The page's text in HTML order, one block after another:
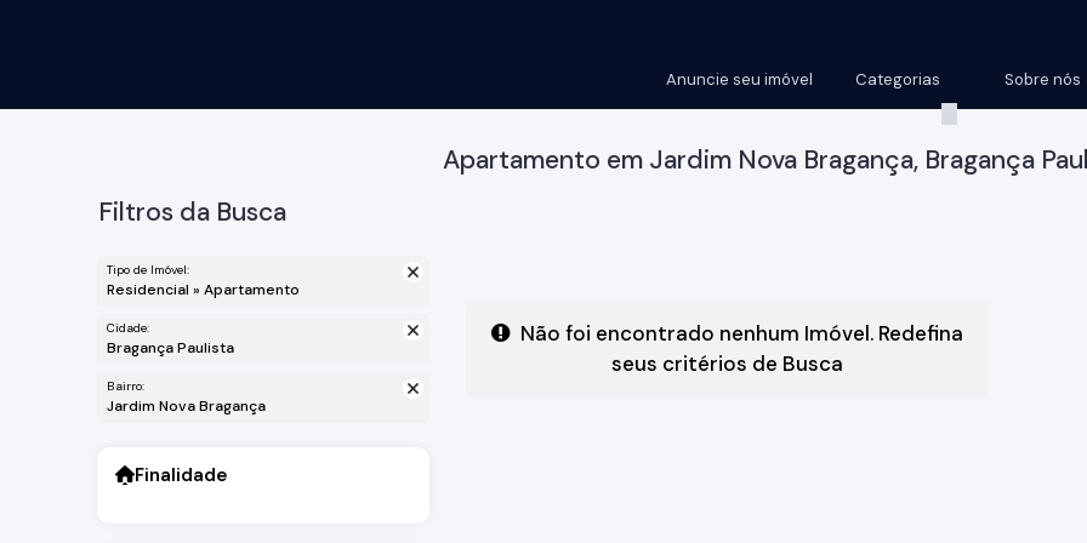
Sobre nós
Categorias
Anuncie seu imóvel
Apartamento em Jardim Nova Bragança, Bragança
Filtros da Busca
Tipo de Imóvel:
Residencial » Apartamento
Cidade:
Bragança Paulista
Bairro:
Jardim Nova Bragança
Finalidade
Não foi encontrado nenhum Imóvel. Redefina
seus critérios de Busca